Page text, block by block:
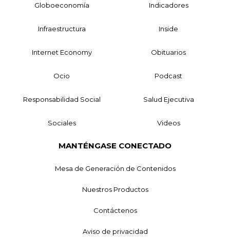
Globoeconomía Indicadores
Infraestructura Inside
Internet Economy Obituarios
Ocio Podcast
Responsabilidad Social Salud Ejecutiva
Sociales Videos
MANTÉNGASE CONECTADO
Mesa de Generación de Contenidos
Nuestros Productos
Contáctenos
Aviso de privacidad